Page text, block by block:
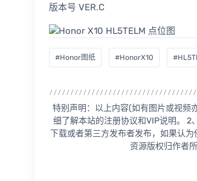
版本号 VER.C
#Honor图纸 #HonorX10
特别声明：以上内容(如有图片或视频
细了解本站的注册协议和VIP说明。 2
下载或者第三方发布者发布，如果认
资源版权归作者